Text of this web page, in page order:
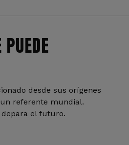
desde sus orígenes
referente mundial.
el futuro.